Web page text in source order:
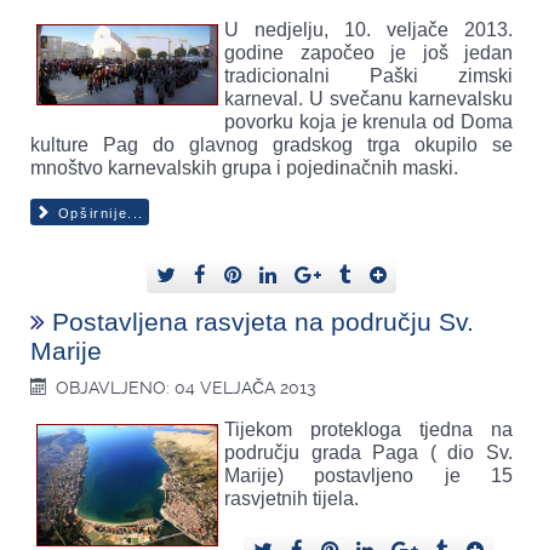
U nedjelju, 10. veljače 2013.
godine započeo je još jedan
tradicionalni Paški zimski
karneval. U svečanu karnevalsku
povorku koja je krenula od Doma
kulture Pag do glavnog gradskog trga okupilo se
mnoštvo karnevalskih grupa i pojedinačnih maski.
Opširnije...
Postavljena rasvjeta na području Sv.
Marije
OBJAVLJENO: 04 VELJAČA 2013
Tijekom protekloga tjedna na
području grada Paga ( dio Sv.
Marije) postavljeno je 15
rasvjetnih tijela.